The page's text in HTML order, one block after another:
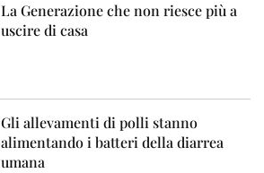
La Generazione che non riesce più a
uscire di casa
Gli allevamenti di polli stanno
alimentando i batteri della diarrea
umana